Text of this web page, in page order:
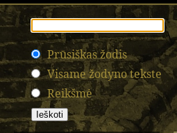
Prūsiškas žodis
Visame žodyno tekste
Reikšmė